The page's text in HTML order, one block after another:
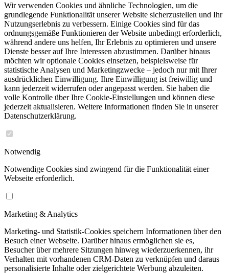
Wir verwenden Cookies und ähnliche Technologien, um die
grundlegende Funktionalität unserer Website sicherzustellen und Ihr
Nutzungserlebnis zu verbessern. Einige Cookies sind für das
ordnungsgemäße Funktionieren der Website unbedingt erforderlich,
während andere uns helfen, Ihr Erlebnis zu optimieren und unsere
Dienste besser auf Ihre Interessen abzustimmen. Darüber hinaus
möchten wir optionale Cookies einsetzen, beispielsweise für
statistische Analysen und Marketingzwecke – jedoch nur mit Ihrer
ausdrücklichen Einwilligung. Ihre Einwilligung ist freiwillig und
kann jederzeit widerrufen oder angepasst werden. Sie haben die
volle Kontrolle über Ihre Cookie-Einstellungen und können diese
jederzeit aktualisieren. Weitere Informationen finden Sie in unserer
Datenschutzerklärung.
Notwendig
Notwendige Cookies sind zwingend für die Funktionalität einer
Webseite erforderlich.
Marketing & Analytics
Marketing- und Statistik-Cookies speichern Informationen über den
Besuch einer Webseite. Darüber hinaus ermöglichen sie es,
Besucher über mehrere Sitzungen hinweg wiederzuerkennen, ihr
Verhalten mit vorhandenen CRM-Daten zu verknüpfen und daraus
personalisierte Inhalte oder zielgerichtete Werbung abzuleiten.